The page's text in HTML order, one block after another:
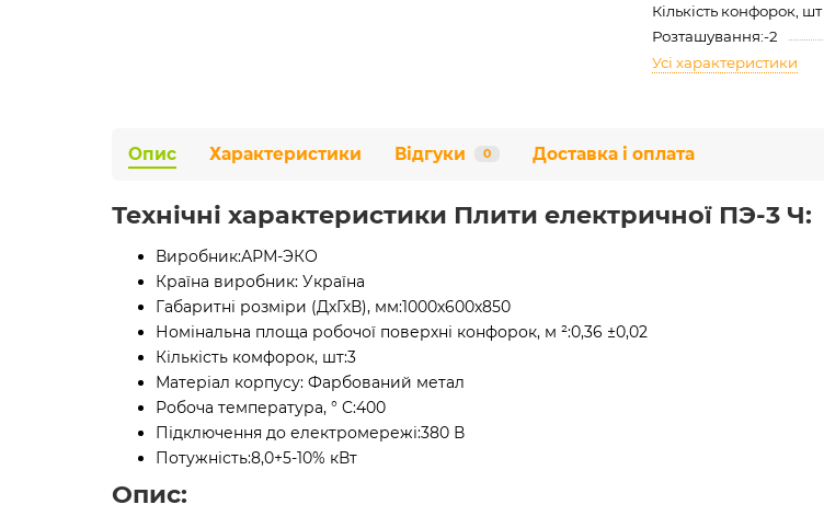
Кількість конфорок, шт
Розташування:-2
Усі характеристики
Опис Характеристики Відгуки 0 Доставка і оплата
Технічні характеристики Плити електричної ПЭ-3 Ч:
Виробник:АРМ-ЭКО
Країна виробник: Україна
Габаритні розміри (ДхГхВ), мм:1000х600х850
Номінальна площа робочої поверхні конфорок, м ²:0,36 ±0,02
Кількість комфорок, шт:3
Матеріал корпусу: Фарбований метал
Робоча температура, ° C:400
Підключення до електромережі:380 В
Потужність:8,0+5-10% кВт
Опис: